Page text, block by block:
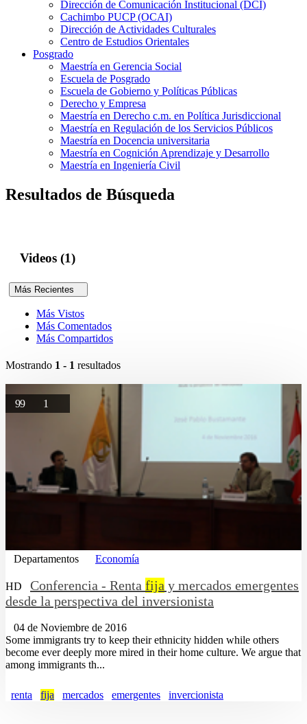
Dirección de Comunicación Institucional (DCI)
Cachimbo PUCP (OCAI)
Dirección de Actividades Culturales
Centro de Estudios Orientales
Posgrado
Maestría en Gerencia Social
Escuela de Posgrado
Escuela de Gobierno y Políticas Públicas
Derecho y Empresa
Maestría en Derecho c.m. en Política Jurisdiccional
Maestría en Regulación de los Servicios Públicos
Maestría en Docencia universitaria
Maestría en Cognición Aprendizaje y Desarrollo
Maestría en Ingeniería Civil
Resultados de Búsqueda
Videos (1)
Más Recientes
Más Vistos
Más Comentados
Más Compartidos
Mostrando 1 - 1 resultados
99 1
Departamentos Economía
HD Conferencia - Renta fija y mercados emergentes
desde la perspectiva del inversionista
04 de Noviembre de 2016
Some immigrants try to keep their ethnicity hidden while others
become ever deeply more mired in their home culture. We argue that
among immigrants th...
renta fija mercados emergentes invercionista